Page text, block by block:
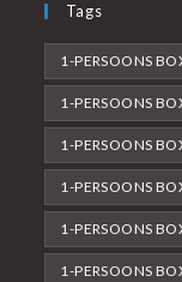
Tags
1-PERSOONS
1-PERSOONS
1-PERSOONS
1-PERSOONS
1-PERSOONS
1-PERSOONS